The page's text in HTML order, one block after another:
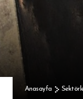
Anasayfa